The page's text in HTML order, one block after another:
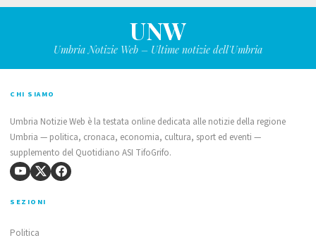
UNW
Umbria Notizie Web – Ultime notizie dell'Umbria
CHI SIAMO
Umbria Notizie Web è la testata online dedicata alle notizie della regione
Umbria — politica, cronaca, economia, cultura, sport ed eventi —
supplemento del Quotidiano ASI TifoGrifo.
SEZIONI
Politica